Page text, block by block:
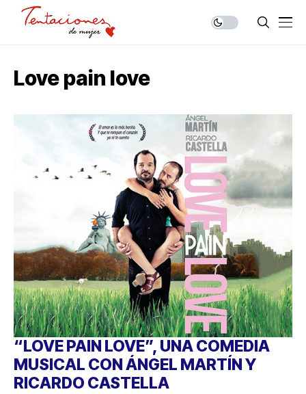
Love pain love
“LOVE PAIN LOVE”, UNA COMEDIA
MUSICAL CON ÁNGEL MARTÍN Y
RICARDO CASTELLA